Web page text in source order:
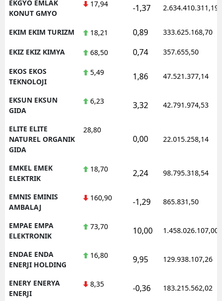
EKGYO EMLAK
KONUT GMYO
17,94 -1,37 2.634.410.311,19
EKIM EKIM TURIZM 18,21 0,89 333.625.168,70
EKIZ EKIZ KIMYA 68,50 0,74 357.655,50
EKOS EKOS
TEKNOLOJI
5,49 1,86 47.521.377,14
EKSUN EKSUN
GIDA
6,23 3,32 42.791.974,53
ELITE ELITE
NATUREL ORGANIK
GIDA
28,80
0,00 22.015.258,14
EMKEL EMEK
ELEKTRIK
18,70 2,24 98.795.318,54
EMNIS EMINIS
AMBALAJ
160,90 -1,29 865.831,50
EMPAE EMPA
ELEKTRONIK
73,70 10,00 1.458.026.107,00
ENDAE ENDA
ENERJI HOLDING
16,80 9,95 129.938.107,26
ENERY ENERYA
ENERJI
8,35 -0,36 183.215.562,02